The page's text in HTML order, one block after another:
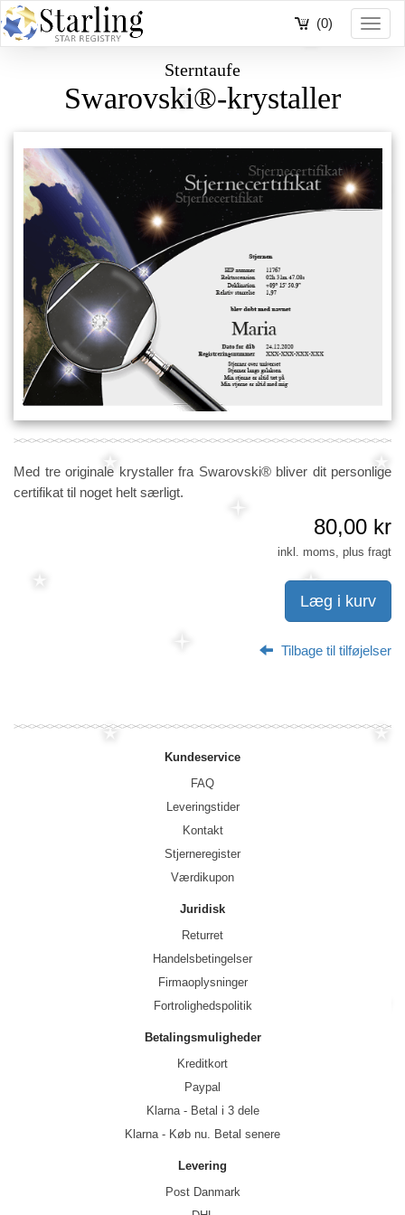
(0)
Sterntaufe
Swarovski®-krystaller
Med tre originale krystaller fra Swarovski® bliver dit personlige
certifikat til noget helt særligt.
80,00 kr
inkl. moms, plus fragt
Læg i kurv
Tilbage til tilføjelser
Kundeservice
FAQ
Leveringstider
Kontakt
Stjerneregister
Værdikupon
Juridisk
Returret
Handelsbetingelser
Firmaoplysninger
Fortrolighedspolitik
Betalingsmuligheder
Kreditkort
Paypal
Klarna - Betal i 3 dele
Klarna - Køb nu. Betal senere
Levering
Post Danmark